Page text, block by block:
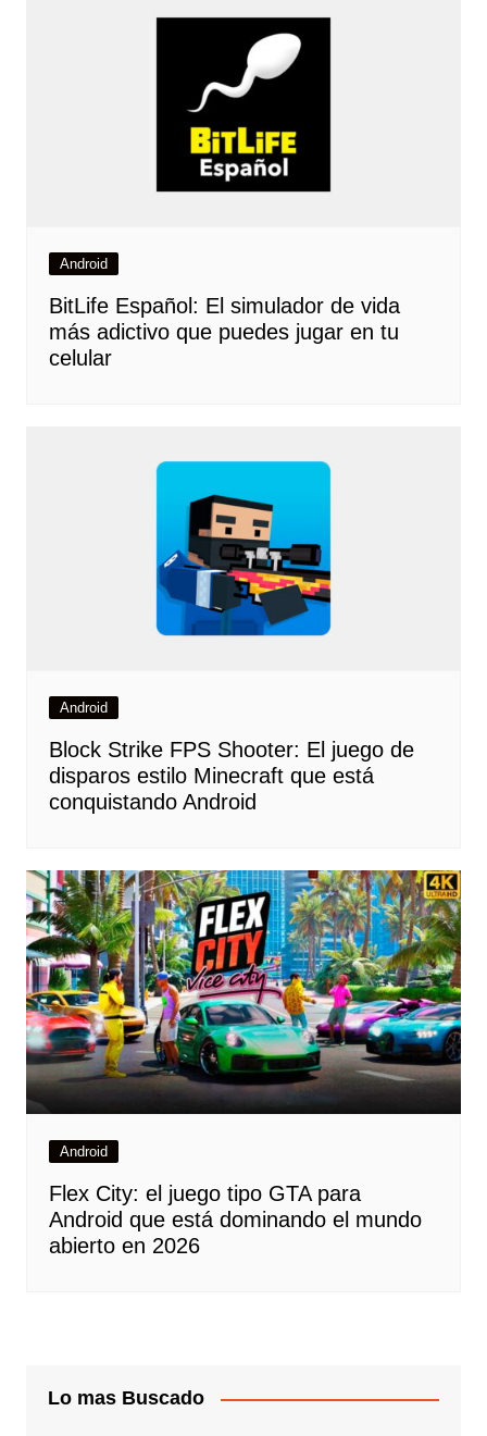
Android
BitLife Español: El simulador de vida
más adictivo que puedes jugar en tu
celular
Android
Block Strike FPS Shooter: El juego de
disparos estilo Minecraft que está
conquistando Android
Android
Flex City: el juego tipo GTA para
Android que está dominando el mundo
abierto en 2026
Lo mas Buscado